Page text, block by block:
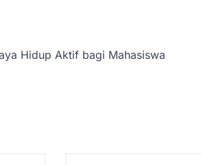
Hidup Aktif bagi Mahasiswa